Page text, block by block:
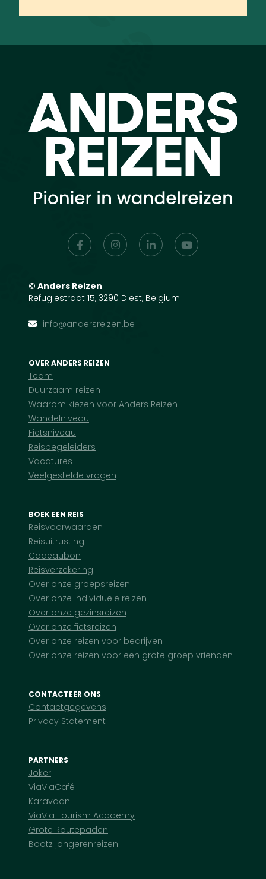
© Anders Reizen
Refugiestraat 15, 3290 Diest, Belgium
info@andersreizen.be
OVER ANDERS REIZEN
Team
Duurzaam reizen
Waarom kiezen voor Anders Reizen
Wandelniveau
Fietsniveau
Reisbegeleiders
Vacatures
Veelgestelde vragen
BOEK EEN REIS
Reisvoorwaarden
Reisuitrusting
Cadeaubon
Reisverzekering
Over onze groepsreizen
Over onze individuele reizen
Over onze gezinsreizen
Over onze fietsreizen
Over onze reizen voor bedrijven
Over onze reizen voor een grote groep vrienden
CONTACTEER ONS
Contactgegevens
Privacy Statement
PARTNERS
Joker
ViaViaCafé
Karavaan
ViaVia Tourism Academy
Grote Routepaden
Bootz jongerenreizen